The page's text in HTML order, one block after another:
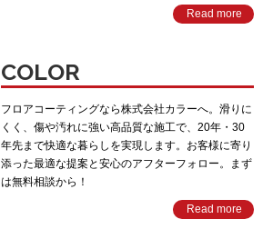
Read more
COLOR
フロアコーティングなら株式会社カラーへ。滑りに
くく、傷や汚れに強い高品質な施工で、20年・30
年先まで快適な暮らしを実現します。お客様に寄り
添った最適な提案と安心のアフターフォロー。まず
は無料相談から！
Read more